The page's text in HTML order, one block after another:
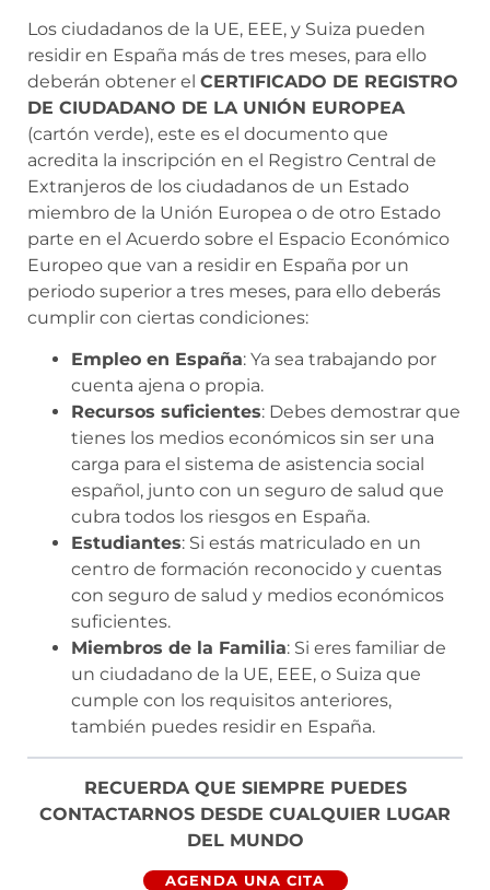
Los ciudadanos de la UE, EEE, y Suiza pueden
residir en España más de tres meses, para ello
deberán obtener el CERTIFICADO DE REGISTRO
DE CIUDADANO DE LA UNIÓN EUROPEA
(cartón verde), este es el documento que
acredita la inscripción en el Registro Central de
Extranjeros de los ciudadanos de un Estado
miembro de la Unión Europea o de otro Estado
parte en el Acuerdo sobre el Espacio Económico
Europeo que van a residir en España por un
periodo superior a tres meses, para ello deberás
cumplir con ciertas condiciones:
Empleo en España: Ya sea trabajando por
cuenta ajena o propia.
Recursos suficientes: Debes demostrar que
tienes los medios económicos sin ser una
carga para el sistema de asistencia social
español, junto con un seguro de salud que
cubra todos los riesgos en España.
Estudiantes: Si estás matriculado en un
centro de formación reconocido y cuentas
con seguro de salud y medios económicos
suficientes.
Miembros de la Familia: Si eres familiar de
un ciudadano de la UE, EEE, o Suiza que
cumple con los requisitos anteriores,
también puedes residir en España.
RECUERDA QUE SIEMPRE PUEDES
CONTACTARNOS DESDE CUALQUIER LUGAR
DEL MUNDO
AGENDA UNA CITA